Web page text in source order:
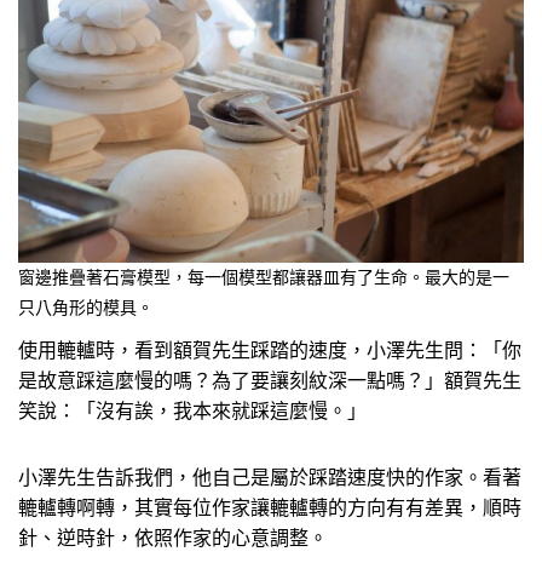
窗邊推疊著石膏模型，每一個模型都讓器皿有了生命。最大的是一
只八角形的模具。
使用轆轤時，看到額賀先生踩踏的速度，小澤先生問：「你
是故意踩這麼慢的嗎？為了要讓刻紋深一點嗎？」額賀先生
笑說：「沒有誒，我本來就踩這麼慢。」
小澤先生告訴我們，他自己是屬於踩踏速度快的作家。看著
轆轤轉啊轉，其實每位作家讓轆轤轉的方向有有差異，順時
針、逆時針，依照作家的心意調整。